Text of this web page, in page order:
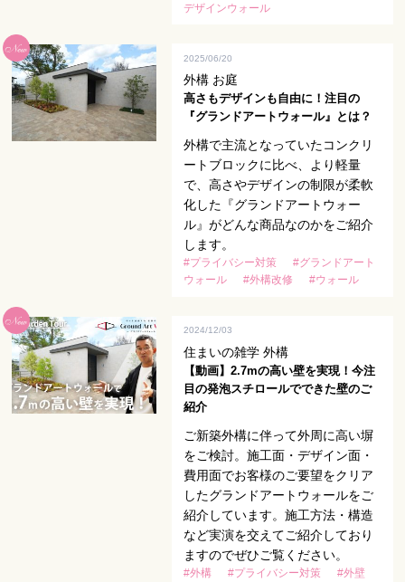
デザインウォール
2025/06/20
外構 お庭
高さもデザインも自由に！注目の
『グランドアートウォール』とは？
外構で主流となっていたコンクリ
ートブロックに比べ、より軽量
で、高さやデザインの制限が柔軟
化した『グランドアートウォー
ル』がどんな商品なのかをご紹介
します。
#プライバシー対策
#グランドアート
ウォール
#外構改修 #ウォール
2024/12/03
住まいの雑学 外構
【動画】2.7mの高い壁を実現！今注
目の発泡スチロールでできた壁のご
紹介
ご新築外構に伴って外周に高い塀
をご検討。施工面・デザイン面・
費用面でお客様のご要望をクリア
したグランドアートウォールをご
紹介しています。施工方法・構造
など実演を交えてご紹介しており
ますのでぜひご覧ください。
#外構 #プライバシー対策
#外壁